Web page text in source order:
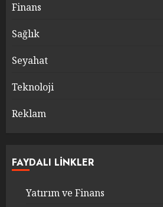
Finans
Sağlık
Seyahat
Teknoloji
Reklam
FAYDALI LINKLER
Yatırım ve Finans